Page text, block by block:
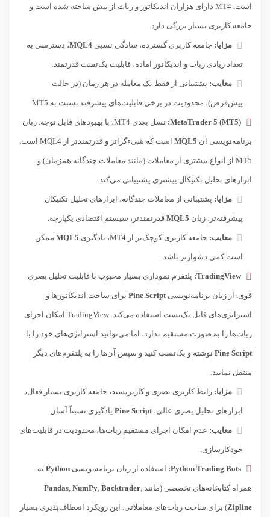
است. MT4 دارای هزاران اندیکاتور و ربات از پیش ساخته شده است و
جامعه کاربری بسیار بزرگی دارد.
مزایا: جامعه کاربری گسترده، سادگی نسبی MQL4، دسترسی به
تعداد زیادی ربات و اندیکاتور آماده، قابلیت بک‌تست قدرتمند.
معایب: پشتیبانی از فقط یک معامله در هر زمان (در حالت
پیش‌فرض)، محدودیت در برخی قابلیت‌های پیشرفته نسبت به MT5.
MetaTrader 5 (MT5): نسل بعدی MT4، با بهبودهای قابل توجه. زبان
برنامه‌نویسی آن MQL5 است که شیءگراتر و قدرتمندتر از MQL4 است.
MT5 از انواع بیشتری از معاملات (مانند معاملات چندگانه همزمان) و
ابزارهای تحلیل تکنیکال بیشتری پشتیبانی می‌کند.
مزایا: پشتیبانی از معاملات چندگانه، ابزارهای تحلیل تکنیکال
پیشرفته‌تر، زبان MQL5 قدرتمندتر، سیستم اقتصادی یکپارچه.
معایب: جامعه کاربری کوچک‌تر از MT4، یادگیری MQL5 ممکن
است کمی دشوارتر باشد.
TradingView: پلتفرم نموداری بسیار محبوب با قابلیت تحلیل بصری
قوی. از زبان برنامه‌نویسیPine Script برای ساخت اندیکاتورها و
استراتژی‌های قابل بک‌تست استفاده می‌کند. TradingView امکان اجرای
ربات‌ها را به صورت مستقیم ندارد، اما می‌توانید استراتژی‌های خود را با
Pine Script نوشته و بک‌تست کنید و سپس آن‌ها را به پلتفرم‌های دیگر
منتقل نمایید.
مزایا: رابط کاربری بصری و کاربرپسند، جامعه کاربری بسیار فعال،
ابزارهای تحلیل بصری عالی،Pine Script یادگیری نسبتاً آسان.
معایب: عدم امکان اجرای مستقیم ربات‌ها، محدودیت در قابلیت‌های
خودکارسازی.
Python Trading Bots: استفاده از زبان برنامه‌نویسی Python به
همراه کتابخانه‌های تخصصی (مانند Pandas, NumPy, Backtrader,
Zipline) برای ساخت ربات‌های معاملاتی. این رویکرد انعطاف‌پذیری بسیار